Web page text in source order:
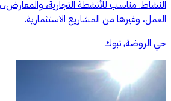
النشاط. مناسب للأنشطة التجارية،
العمل، وغيرها من المشاريع الاستثمارية.
حي الروضة, تبوك